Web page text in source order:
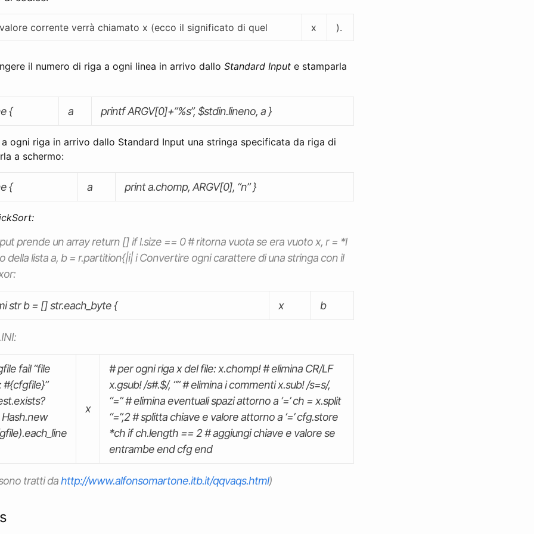
corrente verrà chiamato x (ecco il significato di quel x ).
il numero di riga a ogni linea in arrivo dallo Standard Input e stamparla
{ a printf ARGV[0]+”%s”, $stdin.lineno, a }
ogni riga in arrivo dallo Standard Input una stringa specificata da riga di
a schermo:
{ a print a.chomp, ARGV[0], “n” }
prende un array return [] if l.size == 0 # ritorna vuota se era vuoto x, r = *l
della lista a, b = r.partition{|i| i Convertire ogni carattere di una stringa con il
str b = [] str.each_byte { x b
:
fail “file
x
# per ogni riga x del file: x.chomp! # elimina CR/LF
x.gsub! /s#.$/, “” # elimina i commenti x.sub! /s=s/,
“=” # elimina eventuali spazi attorno a ‘=’ ch = x.split
“=”,2 # splitta chiave e valore attorno a ‘=’ cfg.store
*ch if ch.length == 2 # aggiungi chiave e valore se
entrambe end cfg end
tratti dahttp://www.alfonsomartone.itb.it/qqvaqs.html)